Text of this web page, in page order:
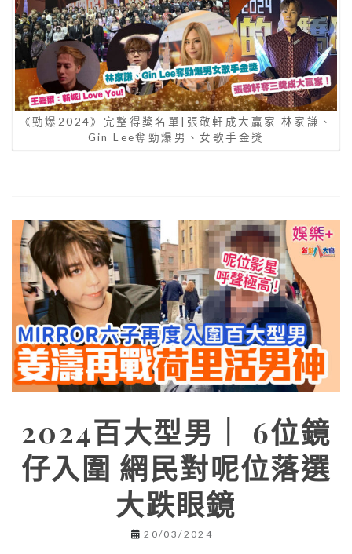
《勁爆2024》完整得獎名單|張敬軒成大贏家 林家謙、
Gin Lee奪勁爆男、女歌手金獎
2024百大型男｜ 6位鏡
仔入圍 網民對呢位落選
大跌眼鏡
20/03/2024